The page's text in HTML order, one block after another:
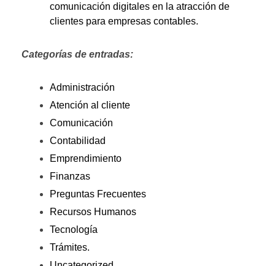
comunicación digitales en la atracción de
clientes para empresas contables.
Categorías de entradas:
Administración
Atención al cliente
Comunicación
Contabilidad
Emprendimiento
Finanzas
Preguntas Frecuentes
Recursos Humanos
Tecnología
Trámites.